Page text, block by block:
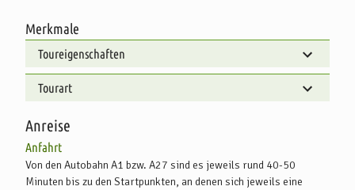
Merkmale
Toureigenschaften
Tourart
Anreise
Anfahrt
Von den Autobahn A1 bzw. A27 sind es jeweils rund 40-50
Minuten bis zu den Startpunkten, an denen sich jeweils eine